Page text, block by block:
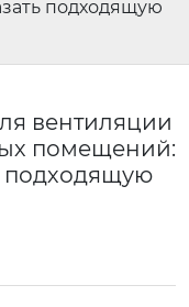
подходящую
вентиляции
помещений:
подходящую